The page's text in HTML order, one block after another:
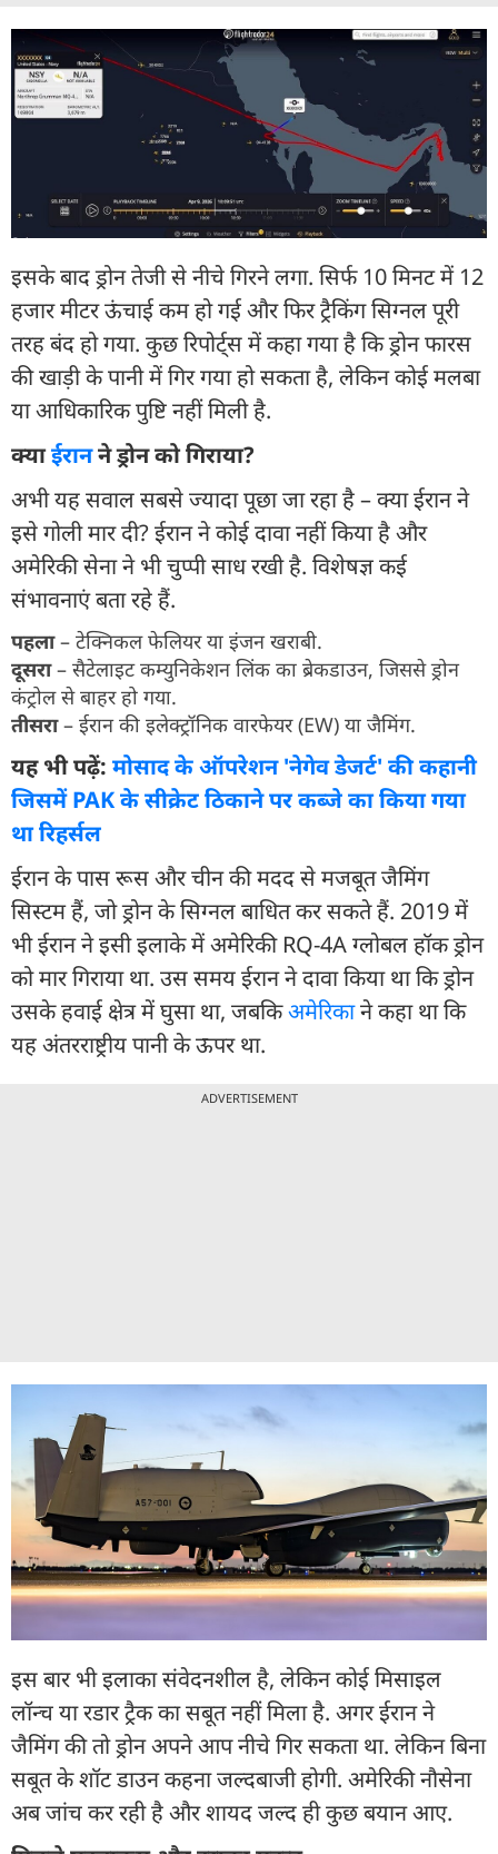
इसके बाद ड्रोन तेजी से नीचे गिरने लगा. सिर्फ 10 मिनट में 12
हजार मीटर ऊंचाई कम हो गई और फिर ट्रैकिंग सिग्नल पूरी
तरह बंद हो गया. कुछ रिपोर्ट्स में कहा गया है कि ड्रोन फारस
की खाड़ी के पानी में गिर गया हो सकता है, लेकिन कोई मलबा
या आधिकारिक पुष्टि नहीं मिली है.
क्याईरानने ड्रोन को गिराया?
अभी यह सवाल सबसे ज्यादा पूछा जा रहा है – क्या ईरान ने
इसे गोली मार दी? ईरान ने कोई दावा नहीं किया है और
अमेरिकी सेना ने भी चुप्पी साध रखी है. विशेषज्ञ कई
संभावनाएं बता रहे हैं.
पहला– टेक्निकल फेलियर या इंजन खराबी.
दूसरा– सैटेलाइट कम्युनिकेशन लिंक का ब्रेकडाउन, जिससे ड्रोन
कंट्रोल से बाहर हो गया.
तीसरा– ईरान की इलेक्ट्रॉनिक वारफेयर (EW) या जैमिंग.
यह भी पढ़ें: मोसाद के ऑपरेशन 'नेगेव डेजर्ट' की कहानी
जिसमें PAK के सीक्रेट ठिकाने पर कब्जे का किया गया
था रिहर्सल
ईरान के पास रूस और चीन की मदद से मजबूत जैमिंग
सिस्टम हैं, जो ड्रोन के सिग्नल बाधित कर सकते हैं. 2019 में
भी ईरान ने इसी इलाके में अमेरिकी RQ-4A ग्लोबल हॉक ड्रोन
को मार गिराया था. उस समय ईरान ने दावा किया था कि ड्रोन
उसके हवाई क्षेत्र में घुसा था, जबकिअमेरिकाने कहा था कि
यह अंतरराष्ट्रीय पानी के ऊपर था.
ADVERTISEMENT
इस बार भी इलाका संवेदनशील है, लेकिन कोई मिसाइल
लॉन्च या रडार ट्रैक का सबूत नहीं मिला है. अगर ईरान ने
जैमिंग की तो ड्रोन अपने आप नीचे गिर सकता था. लेकिन बिना
सबूत के शॉट डाउन कहना जल्दबाजी होगी. अमेरिकी नौसेना
अब जांच कर रही है और शायद जल्द ही कुछ बयान आए.